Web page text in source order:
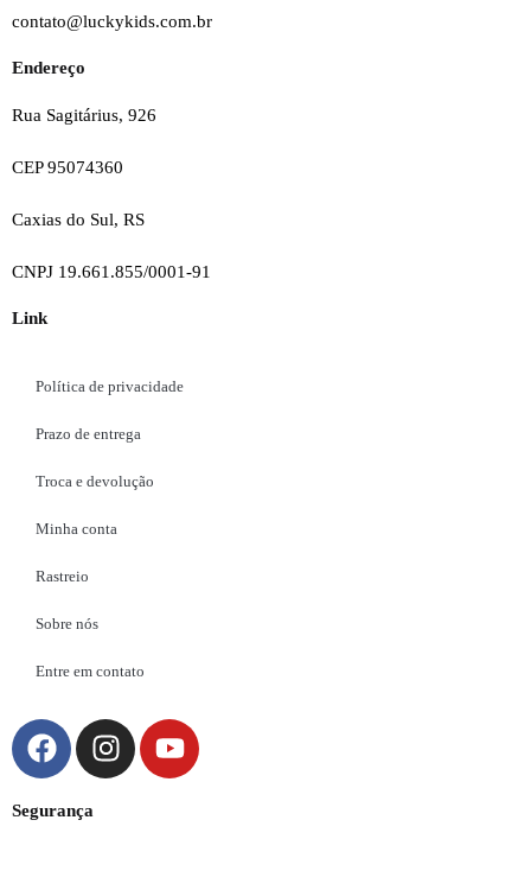
contato@luckykids.com.br
Endereço
Rua Sagitárius, 926
CEP 95074360
Caxias do Sul, RS
CNPJ 19.661.855/0001-91
Link
Política de privacidade
Prazo de entrega
Troca e devolução
Minha conta
Rastreio
Sobre nós
Entre em contato
Segurança